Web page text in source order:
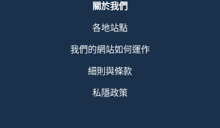
關於我們
各地站點
我們的網站如何運作
細則與條款
私隱政策